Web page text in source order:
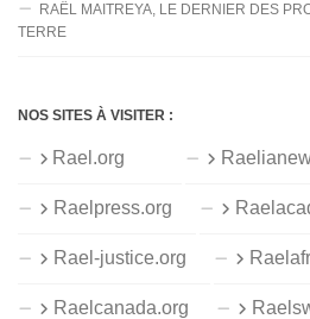
RAËL MAITREYA, LE DERNIER DES
TERRE
NOS SITES À VISITER :
Rael.org
Raelpress.org
Rael-justice.org
Raelcanada.org